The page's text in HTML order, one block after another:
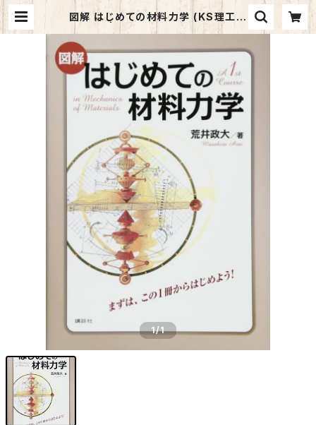
図解 はじめての材料力学 (KS理工学
専門書) | マイブックス関大前店(店頭
1/1